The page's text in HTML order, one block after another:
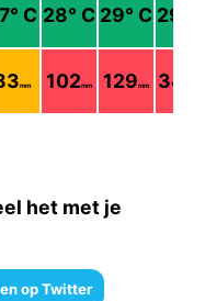
° C 28° C 29° C 29
mm 102mm 129mm 349
het met je
op Twitter